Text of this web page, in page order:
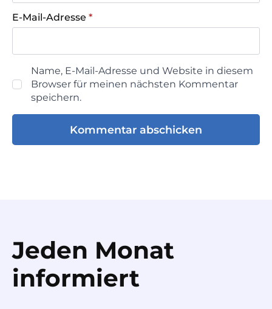
E-Mail-Adresse *
Name, E-Mail-Adresse und Website in diesem
Browser für meinen nächsten Kommentar
speichern.
Jeden Monat
informiert